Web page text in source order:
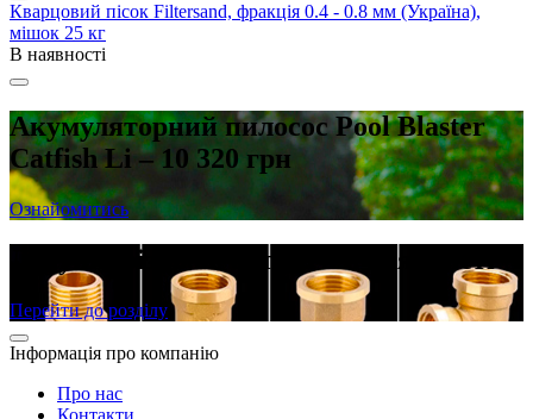
Кварцовий пісок Filtersand, фракція 0.4 - 0.8 мм (Україна),
мішок 25 кг
В наявності
Акумуляторний пилосос Pool Blaster
Catfish Li – 10 320 грн
Ознайомитись
Латунні різьбові фітинги в наявності
Перейти до розділу
Інформація про компанію
Про нас
Контакти